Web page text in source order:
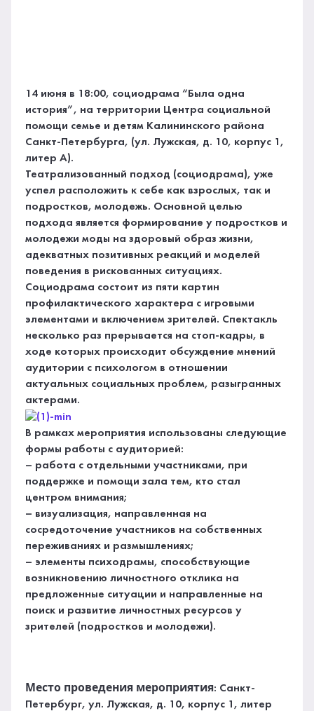
14 июня в 18:00, социодрама “Была одна
история”, на территории Центра социальной
помощи семье и детям Калининского района
Санкт-Петербурга, (ул. Лужская, д. 10, корпус 1,
литер А).
Театрализованный подход (социодрама), уже
успел расположить к себе как взрослых, так и
подростков, молодежь. Основной целью
подхода является формирование у подростков и
молодежи моды на здоровый образ жизни,
адекватных позитивных реакций и моделей
поведения в рискованных ситуациях.
Социодрама состоит из пяти картин
профилактического характера с игровыми
элементами и включением зрителей. Спектакль
несколько раз прерывается на стоп-кадры, в
ходе которых происходит обсуждение мнений
аудитории с психологом в отношении
актуальных социальных проблем, разыгранных
актерами.
В рамках мероприятия использованы следующие
формы работы с аудиторией:
– работа с отдельными участниками, при
поддержке и помощи зала тем, кто стал
центром внимания;
– визуализация, направленная на
сосредоточение участников на собственных
переживаниях и размышлениях;
– элементы психодрамы, способствующие
возникновению личностного отклика на
предложенные ситуации и направленные на
поиск и развитие личностных ресурсов у
зрителей (подростков и молодежи).
Место проведения мероприятия: Санкт-
Петербург, ул. Лужская, д. 10, корпус 1, литер